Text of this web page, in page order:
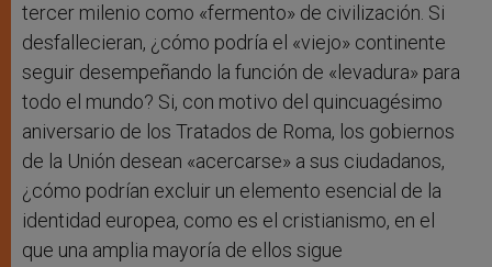
tercer milenio como «fermento» de civilización. Si
desfallecieran, ¿cómo podría el «viejo» continente
seguir desempeñando la función de «levadura» para
todo el mundo? Si, con motivo del quincuagésimo
aniversario de los Tratados de Roma, los gobiernos
de la Unión desean «acercarse» a sus ciudadanos,
¿cómo podrían excluir un elemento esencial de la
identidad europea, como es el cristianismo, en el
que una amplia mayoría de ellos sigue